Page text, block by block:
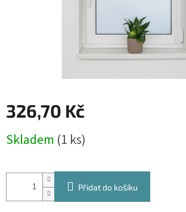
326,70 Kč
cena:
Skladem (1 ks)
Přidat do košíku